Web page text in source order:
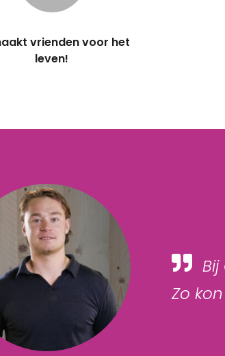
vrienden voor het
leven!
Zo